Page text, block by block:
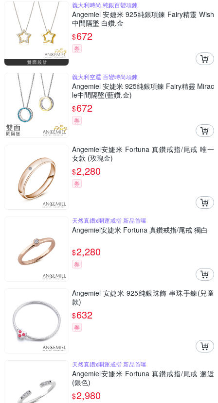
義大利時尚 純銀百變項鍊
Angemiel 安婕米 925純銀項鍊 Fairy精靈 Wish
中間隔墜 白鑽.金
$672
券
義大利空運 百變時尚項鍊
Angemiel 安婕米 925純銀項鍊 Fairy精靈 Mirac
le中間隔墜(藍鑽.金)
$672
券
Angemiel安婕米 Fortuna 真鑽戒指/尾戒 唯一
女款 (玫瑰金)
$2,280
券
天然真鑽x開運戒指 新品首曝
Angemiel安婕米 Fortuna 真鑽戒指/尾戒 獨白
$2,280
券
Angemiel 安婕米 925純銀珠飾 串珠手鍊(兒童
款)
$632
券
天然真鑽x開運戒指 新品首曝
Angemiel安婕米 Fortuna 真鑽戒指/尾戒 邂逅
(銀色)
$2,980